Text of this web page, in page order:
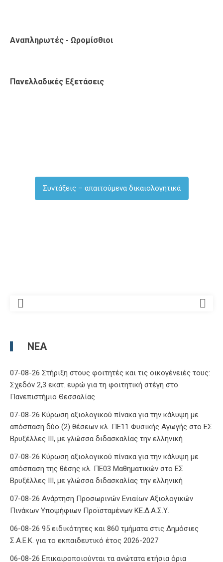
Αναπληρωτές - Ωρομίσθιοι
Πανελλαδικές Εξετάσεις
Συντάξεις – απαιτούμενα δικαιολογητικά
ΝΈΑ
07-08-26 Στήριξη στους φοιτητές και τις οικογένειές τους:
Σχεδόν 2,3 εκατ. ευρώ για τη φοιτητική στέγη στο
Πανεπιστήμιο Θεσσαλίας
07-08-26 Κύρωση αξιολογικού πίνακα για την κάλυψη με
απόσπαση δύο (2) θέσεων κλ. ΠΕ11 Φυσικής Αγωγής στο ΕΣ
Βρυξέλλες ΙΙΙ, με γλώσσα διδασκαλίας την ελληνική
07-08-26 Κύρωση αξιολογικού πίνακα για την κάλυψη με
απόσπαση της θέσης κλ. ΠΕ03 Μαθηματικών στο ΕΣ
Βρυξέλλες ΙΙΙ, με γλώσσα διδασκαλίας την ελληνική
07-08-26 Ανάρτηση Προσωρινών Ενιαίων Αξιολογικών
Πινάκων Υποψήφιων Προϊσταμένων ΚΕ.Δ.Α.Σ.Υ.
06-08-26 95 ειδικότητες και 860 τμήματα στις Δημόσιες
Σ.Α.Ε.Κ. για το εκπαιδευτικό έτος 2026-2027
06-08-26 Επικαιροποιούνται τα ανώτατα ετήσια όρια